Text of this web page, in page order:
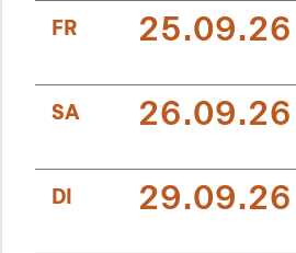
FR 25.09.26
SA 26.09.26
DI 29.09.26